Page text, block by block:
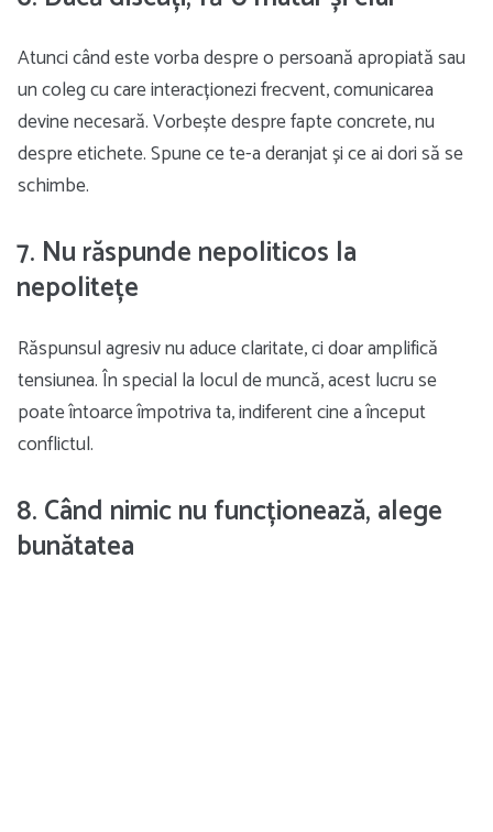
Atunci când este vorba despre o persoană apropiată sau
un coleg cu care interacționezi frecvent, comunicarea
devine necesară. Vorbește despre fapte concrete, nu
despre etichete. Spune ce te-a deranjat și ce ai dori să se
schimbe.
7. Nu răspunde nepoliticos la
nepolitețe
Răspunsul agresiv nu aduce claritate, ci doar amplifică
tensiunea. În special la locul de muncă, acest lucru se
poate întoarce împotriva ta, indiferent cine a început
conflictul.
8. Când nimic nu funcționează, alege
bunătatea